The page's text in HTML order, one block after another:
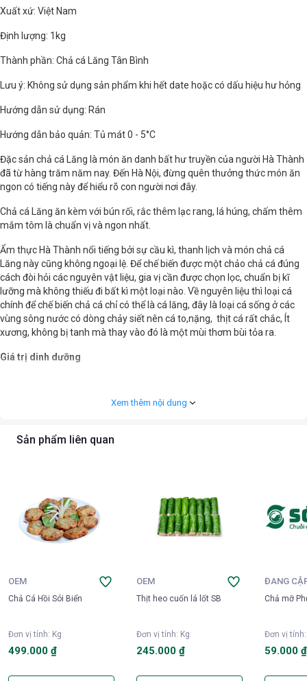
Xuất xứ: Việt Nam
Định lượng: 1kg
Thành phần: Chả cá Lăng Tân Bình
Lưu ý: Không sử dụng sản phẩm khi hết date hoặc có dấu hiệu hư hỏng
Hướng dẫn sử dụng: Rán
Hướng dẫn bảo quản: Tủ mát 0 - 5°C
Đặc sản chả cá Lăng là món ăn danh bất hư truyền của người Hà Thành
đã từ hàng trăm năm nay. Đến Hà Nội, đừng quên thưởng thức món ăn
ngon có tiếng này để hiểu rõ con người nơi đây.
Chả cá Lăng ăn kèm với bún rối, rắc thêm lạc rang, lá húng, chấm thêm
mắm tôm là chuẩn vị và ngon nhất.
Ẩm thực Hà Thành nổi tiếng bởi sự cầu kì, thanh lịch và món chả cá
Lăng này cũng không ngoại lệ. Để chế biến được một chảo chả cá đúng
cách đòi hỏi các nguyên vật liệu, gia vị cần được chọn lọc, chuẩn bị kĩ
lưỡng mà không thiếu đi bất kì một loại nào. Về nguyên liệu thì loại cá
chính để chế biến chả cá chỉ có thể là cá lăng, đây là loại cá sống ở các
vùng sông nước có dòng chảy siết nên cá to,nặng, thịt cá rất chắc, Ít
xương, không bị tanh mà thay vào đó là một mùi thơm bùi tỏa ra.
Giá trị dinh dưỡng
nên rất dễ tiêu và cho người ăn cảm giác ngon miệng mà không bị ngấy.
Xem thêm nội dung
Sản phẩm liên quan
OEM
Chả Cá Hồi Sói Biển
Đơn vị tính: Kg
499.000 ₫
OEM
Thịt heo cuốn lá lốt SB
Đơn vị tính: Kg
245.000 ₫
ĐANG
Chả mỡ
Đơn vị tính
59.000 ₫